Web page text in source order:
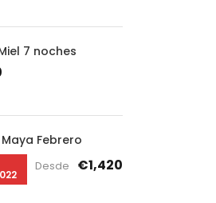
7 noches
Febrero
Desde €1,420